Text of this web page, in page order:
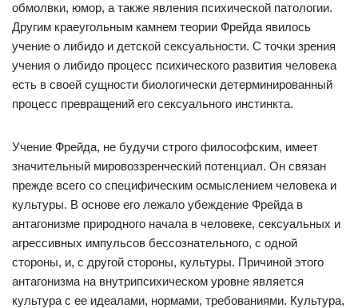
обмолвки, юмор, а также явления психической патологии.
Другим краеугольным камнем теории Фрейда явилось
учение о либидо и детской сексуальности. С точки зрения
учения о либидо процесс психического развития человека
есть в своей сущности биологически детерминированный
процесс превращений его сексуального инстинкта.
Учение Фрейда, не будучи строго философским, имеет
значительный мировоззренческий потенциал. Он связан
прежде всего со специфическим осмыслением человека и
культуры. В основе его лежало убеждение Фрейда в
антагонизме природного начала в человеке, сексуальных и
агрессивных импульсов бессознательного, с одной
стороны, и, с другой стороны, культуры. Причиной этого
антагонизма на внутрипсихическом уровне является
культура с ее идеалами, нормами, требованиями. Культура,